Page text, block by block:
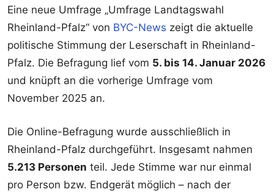
Eine neue Umfrage „Umfrage Landtagswahl
Rheinland-Pfalz“ von BYC-News zeigt die aktuelle
politische Stimmung der Leserschaft in Rheinland-
Pfalz. Die Befragung lief vom 5. bis 14. Januar 2026
und knüpft an die vorherige Umfrage vom
November 2025 an.
Die Online-Befragung wurde ausschließlich in
Rheinland-Pfalz durchgeführt. Insgesamt nahmen
5.213 Personen teil. Jede Stimme war nur einmal
pro Person bzw. Endgerät möglich – nach der